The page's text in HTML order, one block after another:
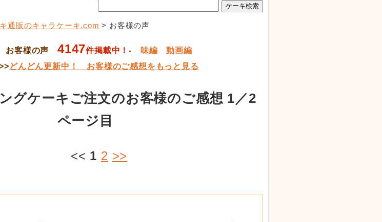
通販のキャラケーキ.com > お客様の声
お客様の声4147件掲載中！- 味編
動画編
どんどん更新中！ お客様のご感想をもっと見る
グケーキご注文のお客様のご感想 1／2
ページ目
<< 1 2 >>